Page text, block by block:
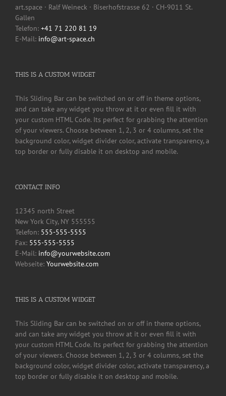
art.space · Ralf Weineck · Biserhofstrasse 62 · CH-9011 St.
Gallen
Telefon: +41 71 220 81 19
E-Mail: info@art-space.ch
THIS IS A CUSTOM WIDGET
This Sliding Bar can be switched on or off in theme options,
and can take any widget you throw at it or even fill it with
your custom HTML Code. Its perfect for grabbing the attention
of your viewers. Choose between 1, 2, 3 or 4 columns, set the
background color, widget divider color, activate transparency, a
top border or fully disable it on desktop and mobile.
CONTACT INFO
12345 north Street
New York City, NY 555555
Telefon: 555-555-5555
Fax: 555-555-5555
E-Mail: info@yourwebsite.com
Webseite: Yourwebsite.com
THIS IS A CUSTOM WIDGET
This Sliding Bar can be switched on or off in theme options,
and can take any widget you throw at it or even fill it with
your custom HTML Code. Its perfect for grabbing the attention
of your viewers. Choose between 1, 2, 3 or 4 columns, set the
background color, widget divider color, activate transparency, a
top border or fully disable it on desktop and mobile.